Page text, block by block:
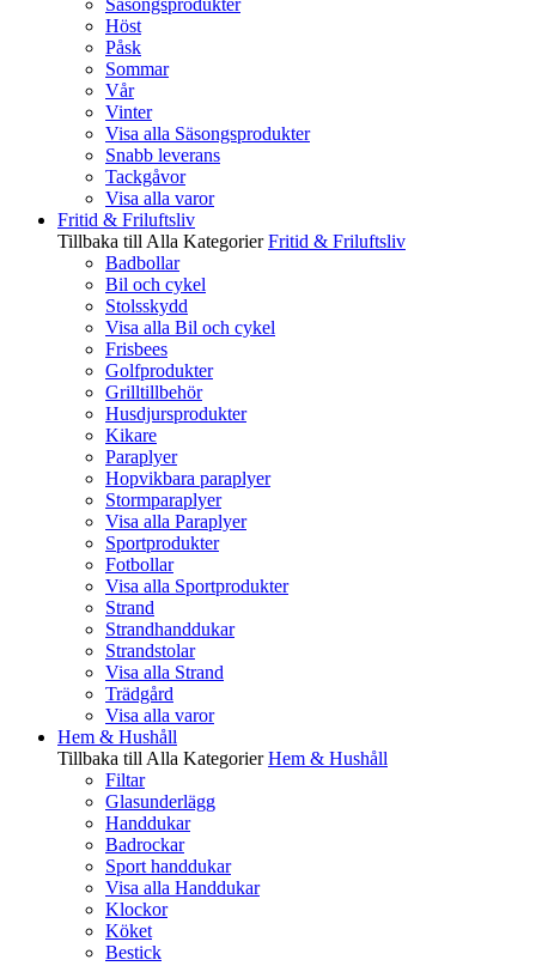
Säsongsprodukter
Höst
Påsk
Sommar
Vår
Vinter
Visa alla Säsongsprodukter
Snabb leverans
Tackgåvor
Visa alla varor
Fritid & Friluftsliv
Tillbaka till Alla Kategorier Fritid & Friluftsliv
Badbollar
Bil och cykel
Stolsskydd
Visa alla Bil och cykel
Frisbees
Golfprodukter
Grilltillbehör
Husdjursprodukter
Kikare
Paraplyer
Hopvikbara paraplyer
Stormparaplyer
Visa alla Paraplyer
Sportprodukter
Fotbollar
Visa alla Sportprodukter
Strand
Strandhanddukar
Strandstolar
Visa alla Strand
Trädgård
Visa alla varor
Hem & Hushåll
Tillbaka till Alla Kategorier Hem & Hushåll
Filtar
Glasunderlägg
Handdukar
Badrockar
Sport handdukar
Visa alla Handdukar
Klockor
Köket
Bestick